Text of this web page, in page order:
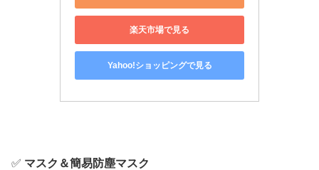
楽天市場で見る
Yahoo!ショッピングで見る
✅ マスク＆簡易防塵マスク